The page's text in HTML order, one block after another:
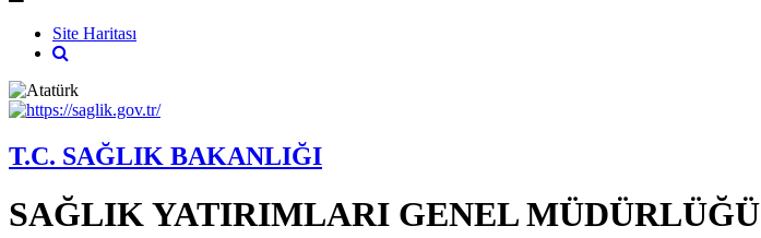
Site Haritası
T.C. SAĞLIK BAKANLIĞI
SAĞLIK YATIRIMLARI GENEL MÜDÜRLÜĞÜ